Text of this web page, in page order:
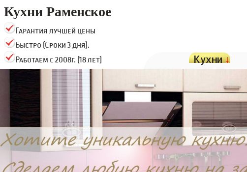
Кухни Раменское
Гарантия лучшей цены
Быстро (Сроки 3 дня).
Работаем с 2008г. (18 лет)
Кухни↓